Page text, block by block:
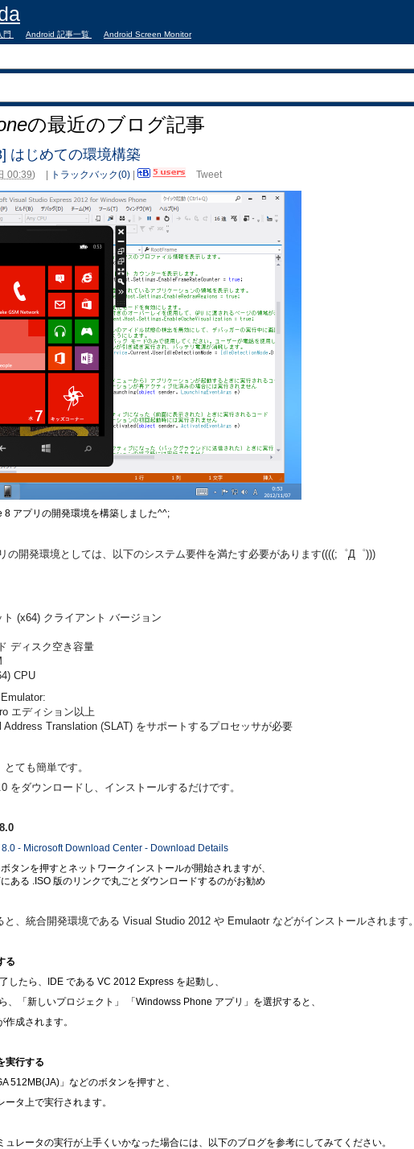
門 Android 記事一覧 Android Screen Monitor
の最近のブログ記事
はじめての環境構築
00:39) トラックバック(0) Tweet
8 アプリの開発環境を構築しました^^;
の開発環境としては、以下のシステム要件を満たす必要があります((((;゜Д゜)))
(x64) クライアント バージョン
ディスク空き容量
CPU
エディション以上
Address Translation (SLAT) をサポートするプロセッサが必要
ても簡単です。
をダウンロードし、インストールするだけです。
- Microsoft Download Center - Download Details
タンを押すとネットワークインストールが開始されますが、
ある .ISO 版のリンクで丸ごとダウンロードするのがお勧め
と、統合開発環境である Visual Studio 2012 や Emulaotr などがインストールされます。
る
したら、IDE である VC 2012 Express を起動し、
、「新しいプロジェクト」 「Windowss Phone アプリ」を選択すると、
成されます。
実行する
512MB(JA)」などのボタンを押すと、
タ上で実行されます。
ュレータの実行が上手くいかなった場合には、以下のブログを参考にしてみてください。